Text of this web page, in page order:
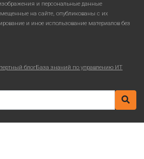
и персональные данные
на сайте, опубликованы с их
и иное использование материалов без
блогБаза знаний по управлению ИТ